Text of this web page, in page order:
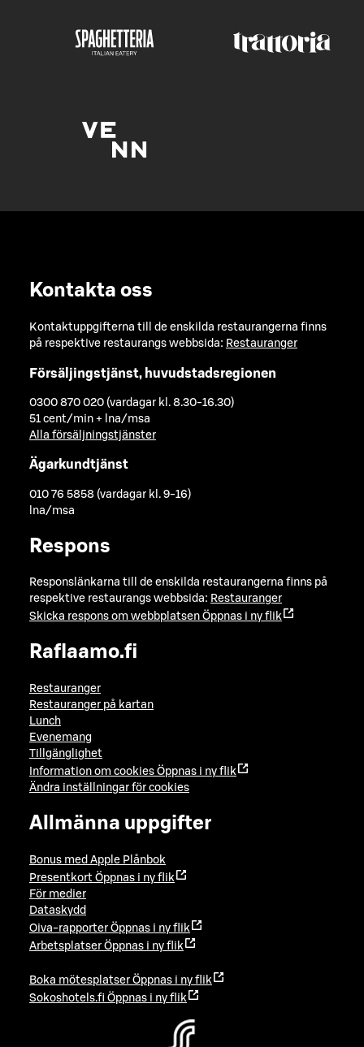
Kontakta oss
Kontaktuppgifterna till de enskilda restaurangerna finns
på respektive restaurangs webbsida: Restauranger
Försäljingstjänst, huvudstadsregionen
0300 870 020 (vardagar kl. 8.30-16.30)
51 cent/min + lna/msa
Alla försäljningstjänster
Ägarkundtjänst
010 76 5858 (vardagar kl. 9-16)
lna/msa
Respons
Responslänkarna till de enskilda restaurangerna finns på
respektive restaurangs webbsida: Restauranger
Skicka respons om webbplatsen Öppnas i ny flik
Raflaamo.fi
Restauranger
Restauranger på kartan
Lunch
Evenemang
Tillgänglighet
Information om cookies Öppnas i ny flik
Ändra inställningar för cookies
Allmänna uppgifter
Bonus med Apple Plånbok
Presentkort Öppnas i ny flik
För medier
Dataskydd
Oiva-rapporter Öppnas i ny flik
Arbetsplatser Öppnas i ny flik
Boka mötesplatser Öppnas i ny flik
Sokoshotels.fi Öppnas i ny flik